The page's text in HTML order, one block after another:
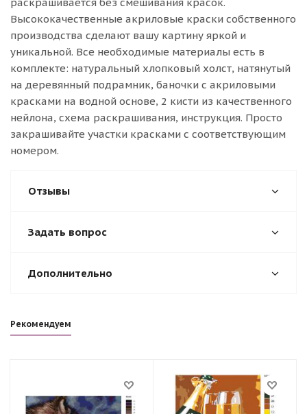
Высококачественные акриловые краски собственного
производства сделают вашу картину яркой и
уникальной. Все необходимые материалы есть в
комплекте: натуральный хлопковый холст, натянутый
на деревянный подрамник, баночки с акриловыми
красками на водной основе, 2 кисти из качественного
нейлона, схема раскрашивания, инструкция. Просто
закрашивайте участки красками с соответствующим
номером.
Отзывы
Задать вопрос
Дополнительно
Рекомендуем